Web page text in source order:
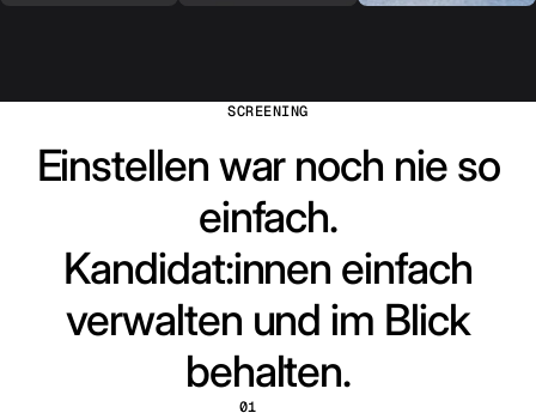
SCREENING
Einstellen war noch nie so
einfach.
Kandidat:innen einfach
verwalten und im Blick
behalten.
01